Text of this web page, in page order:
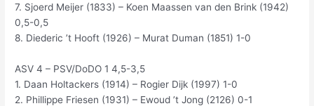
7. Sjoerd Meijer (1833) – Koen Maassen van den Brink (1942)
0,5-0,5
8. Diederic ’t Hooft (1926) – Murat Duman (1851) 1-0
ASV 4 – PSV/DoDO 1 4,5-3,5
1. Daan Holtackers (1914) – Rogier Dijk (1997) 1-0
2. Phillippe Friesen (1931) – Ewoud ’t Jong (2126) 0-1